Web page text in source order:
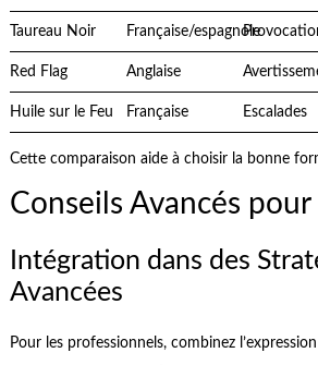
Taureau Noir Française/espagnole
Red Flag Anglaise
Huile sur le Feu Française Escalades
Cette comparaison aide à choisir la bonne
Conseils Avancés
Intégration dans des
Avancées
Pour les professionnels, combinez